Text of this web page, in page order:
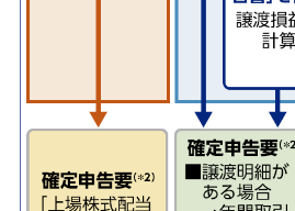
オンライン金融商品仲介サービス
個人向け国債
金銭信託「貯蓄の達人」